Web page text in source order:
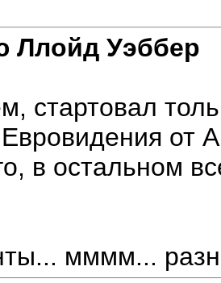
Ллойд Уэббер
стартовал
от
в остальном
мммм...